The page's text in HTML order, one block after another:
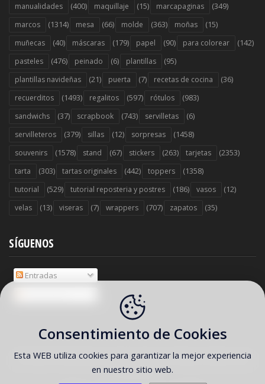
manualidades (400) maquillaje (15) marcapaginas (349)
marcos (1314) mesa (66) molde (363) moñas (15)
muñecas (40) máscaras (179) papel (90) para colorear (142)
pasteles (476) peinado (6) plantillas (95)
plantillas navideñas (21) puerta (7) recetas de cocina (36)
recuerditos (1493) regalitos (597) rótulos (983)
sandwichs (37) scrapbook (743) servilletas (6)
servilleteros (379) sillas (12) sorpresas (1458)
souvenirs (1578) stand (67) stickers (263) tarjetas (2353)
tarta (303) tartas originales (442) toppers (1358)
tutorial (529) tutorial reposteria y postres (186) vasos (12)
velas (13) viseras (7) wrappers (707) zapatos (35)
SÍGUENOS
Entradas
COPYRIGHT ©2026 Ideas y material gratis para fiestas y celebraciones
Oh My Fiesta!
Consentimiento de Cookies
Esta WEB utiliza cookies para garantizar la mejor experiencia
en nuestro sitio web.